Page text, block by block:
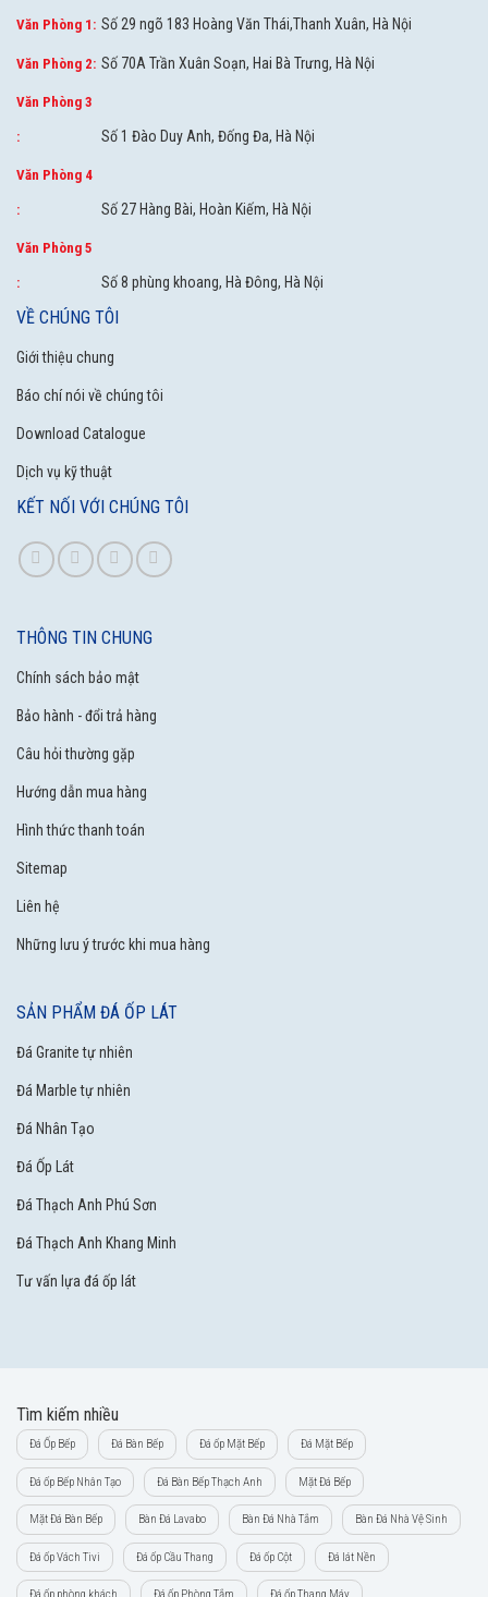
Văn Phòng 1: Số 29 ngõ 183 Hoàng Văn Thái,Thanh Xuân, Hà Nội
Văn Phòng 2: Số 70A Trần Xuân Soạn, Hai Bà Trưng, Hà Nội
Văn Phòng 3
: Số 1 Đào Duy Anh, Đống Đa, Hà Nội
Văn Phòng 4
: Số 27 Hàng Bài, Hoàn Kiếm, Hà Nội
Văn Phòng 5
: Số 8 phùng khoang, Hà Đông, Hà Nội
VỀ CHÚNG TÔI
Giới thiệu chung
Báo chí nói về chúng tôi
Download Catalogue
Dịch vụ kỹ thuật
KẾT NỐI VỚI CHÚNG TÔI
THÔNG TIN CHUNG
Chính sách bảo mật
Bảo hành - đổi trả hàng
Câu hỏi thường gặp
Hướng dẫn mua hàng
Hình thức thanh toán
Sitemap
Liên hệ
Những lưu ý trước khi mua hàng
SẢN PHẨM ĐÁ ỐP LÁT
Đá Granite tự nhiên
Đá Marble tự nhiên
Đá Nhân Tạo
Đá Ốp Lát
Đá Thạch Anh Phú Sơn
Đá Thạch Anh Khang Minh
Tư vấn lựa đá ốp lát
Tìm kiếm nhiều
Đá Ốp Bếp Đá Bàn Bếp Đá ốp Mặt Bếp Đá Mặt Bếp
Đá ốp Bếp Nhân Tạo Đá Bàn Bếp Thạch Anh Mặt Đá Bếp
Mặt Đá Bàn Bếp Bàn Đá Lavabo Bàn Đá Nhà Tắm Bàn Đá Nhà Vệ Sinh
Đá ốp Vách Tivi Đá ốp Cầu Thang Đá ốp Cột Đá lát Nền